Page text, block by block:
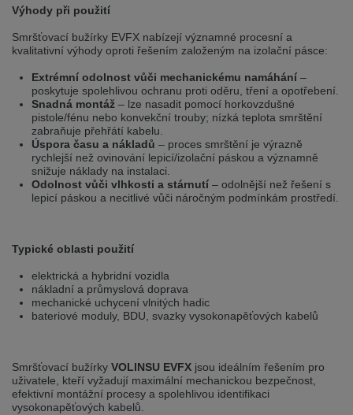
angezeigte bevorzugt. Diese Webseite ist auch auf Deutsch verfügbar.
Möchten Sie zur Deutschen Version wechseln?
Zur deutschen Version wechseln Auf dieser Version bleiben
Váš prohlížeč se zdá být v jiném jazyce, než je právě používaný jazyk. Tato
stránka je k dispozici také v angličtině. Přejete si přepnout na anglickou
verzi?
Přepněte na anglickou verzi Zůstaňte v této verzi
We have detected, that your browser prefers another language than the
selected one. This website is also available in English. Would you like to
Switch to English version
Výhody při použití
Smršťovací bužírky EVFX nabízejí významné procesní a
kvalitativní výhody oproti řešením založeným na izolační pásce:
Extrémní odolnost vůči mechanickému namáhání –
poskytuje spolehlivou ochranu proti oděru, tření a opotřebení.
Snadná montáž – lze nasadit pomocí horkovzdušné
pistole/fénu nebo konvekční trouby; nízká teplota smrštění
zabraňuje přehřátí kabelu.
Úspora času a nákladů – proces smrštění je výrazně
rychlejší než ovinování lepicí/izolační páskou a významně
snižuje náklady na instalaci.
Odolnost vůči vlhkosti a stárnutí – odolnější než řešení s
lepicí páskou a necitlivé vůči náročným podmínkám prostředí.
Typické oblasti použití
elektrická a hybridní vozidla
nákladní a průmyslová doprava
mechanické uchycení vlnitých hadic
bateriové moduly, BDU, svazky vysokonapěťových kabelů
Smršťovací bužírky VOLINSU EVFX jsou ideálním řešením pro
uživatele, kteří vyžadují maximální mechanickou bezpečnost,
efektivní montážní procesy a spolehlivou identifikaci
vysokonapěťových kabelů.